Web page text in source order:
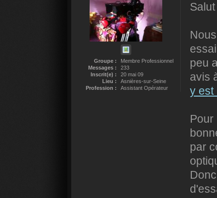
Groupe :
Membre Professionnel
Messages :
233
Inscrit(e) :
20 mai 09
Lieu :
Asnières-sur-Seine
Profession :
Assistant Opérateur
peu
avis
y est
Pour
par